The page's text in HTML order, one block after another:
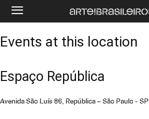
Events at this location
Espaço República
Avenida São Luís 86, República – São Paulo - SP